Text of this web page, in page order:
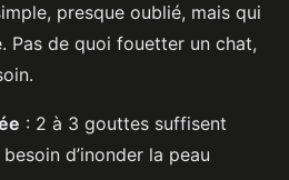
presque oublié, mais qui
Pas de quoi fouetter un chat,
: 2 à 3 gouttes suffisent
d’inonder la peau